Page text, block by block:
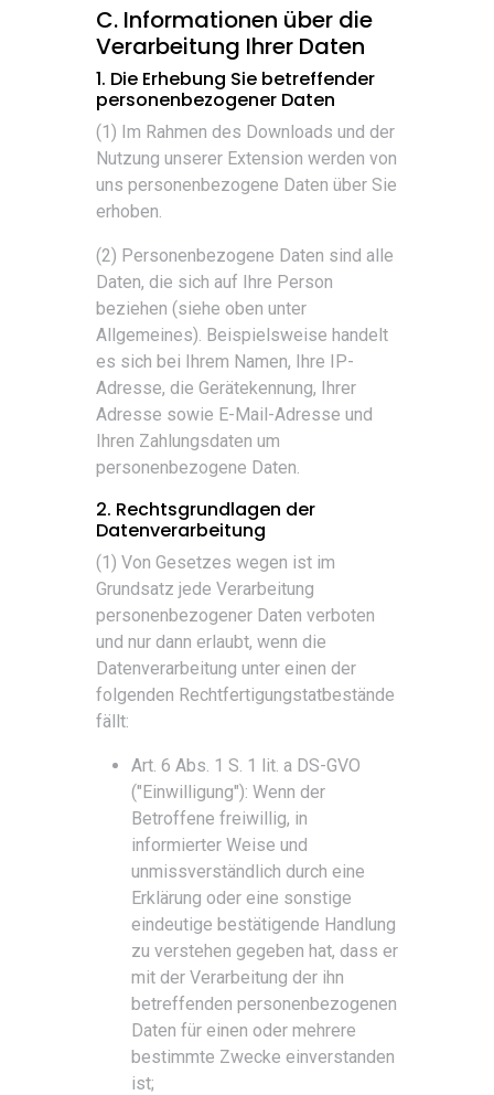
C. Informationen über die
Verarbeitung Ihrer Daten
1. Die Erhebung Sie betreffender
personenbezogener Daten
(1) Im Rahmen des Downloads und der
Nutzung unserer Extension werden von
uns personenbezogene Daten über Sie
erhoben.
(2) Personenbezogene Daten sind alle
Daten, die sich auf Ihre Person
beziehen (siehe oben unter
Allgemeines). Beispielsweise handelt
es sich bei Ihrem Namen, Ihre IP-
Adresse, die Gerätekennung, Ihrer
Adresse sowie E-Mail-Adresse und
Ihren Zahlungsdaten um
personenbezogene Daten.
2. Rechtsgrundlagen der
Datenverarbeitung
(1) Von Gesetzes wegen ist im
Grundsatz jede Verarbeitung
personenbezogener Daten verboten
und nur dann erlaubt, wenn die
Datenverarbeitung unter einen der
folgenden Rechtfertigungstatbestände
fällt:
Art. 6 Abs. 1 S. 1 lit. a DS-GVO
("Einwilligung"): Wenn der
Betroffene freiwillig, in
informierter Weise und
unmissverständlich durch eine
Erklärung oder eine sonstige
eindeutige bestätigende Handlung
zu verstehen gegeben hat, dass er
mit der Verarbeitung der ihn
betreffenden personenbezogenen
Daten für einen oder mehrere
bestimmte Zwecke einverstanden
ist;